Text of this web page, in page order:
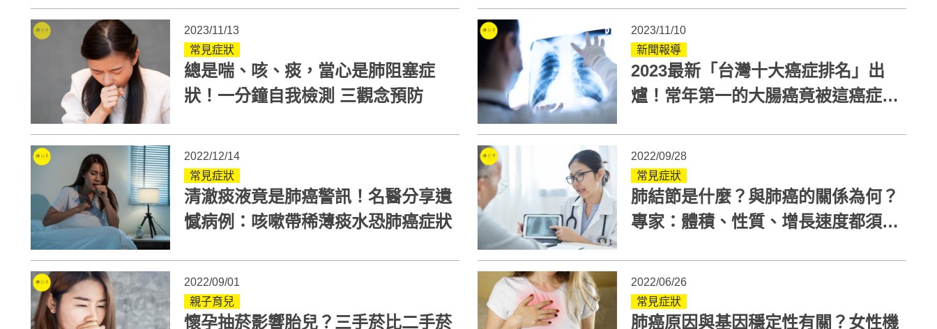
2023/11/13
常見症狀
總是喘、咳、痰，當心是肺阻塞症
狀！一分鐘自我檢測 三觀念預防
2023/11/10
新聞報導
2023最新「台灣十大癌症排名」出
爐！常年第一的大腸癌竟被這癌症擠
2022/12/14
常見症狀
清澈痰液竟是肺癌警訊！名醫分享遺
憾病例：咳嗽帶稀薄痰水恐肺癌症狀
2022/09/28
常見症狀
肺結節是什麼？與肺癌的關係為何？
專家：體積、性質、增長速度都須觀
2022/09/01
親子育兒
懷孕抽菸影響胎兒？三手菸比二手菸
2022/06/26
常見症狀
肺癌原因與基因穩定性有關？女性機